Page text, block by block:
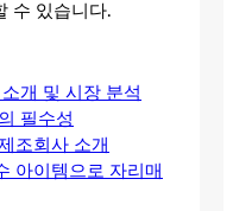
수 있습니다.
개 및 시장 분석
필수성
조회사 소개
아이템으로 자리매